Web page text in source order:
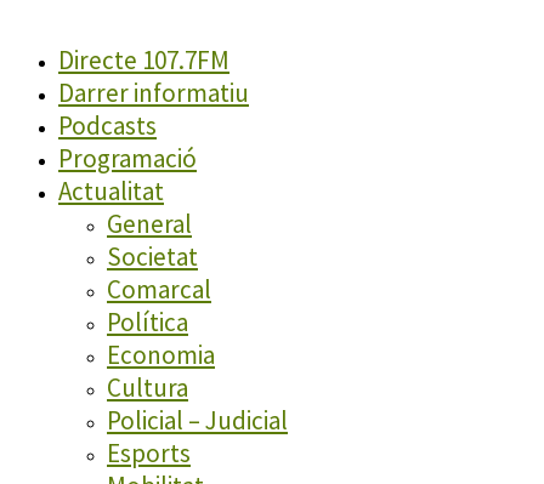
Directe 107.7FM
Darrer informatiu
Podcasts
Programació
Actualitat
General
Societat
Comarcal
Política
Economia
Cultura
Policial – Judicial
Esports